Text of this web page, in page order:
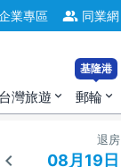
業專區 group 同業網
台灣旅遊 expand_more
基隆港
郵輪 expand_more
退房